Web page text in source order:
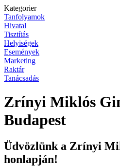
Kategorier
Tanfolyamok
Hivatal
Tisztítás
Helyiségek
Események
Marketing
Raktár
Tanácsadás
Zrínyi Miklós
Budapest
Üdvözlünk a Zrínyi
honlapján!